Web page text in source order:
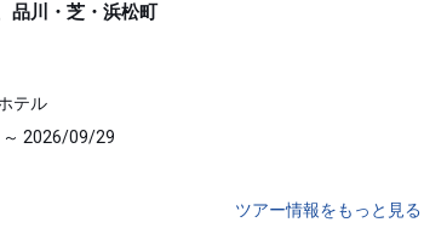
品川・芝・浜松町
テル
2026/09/29
ツアー情報をもっと見る